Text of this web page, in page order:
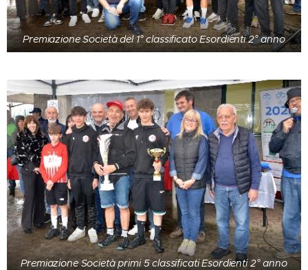
Premiazione Società del 1° classificato Esordienti 2° anno
Premiazione Società primi 5 classificati Esordienti 2° anno